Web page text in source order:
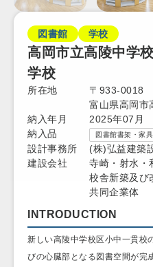
図書館 学校
高岡市立高陵中学
学校
所在地
〒933-0018
富山県高岡市
納入年月
2025年07月
納入品
図書館書架・家具
設計事務所
(株)弘益建築
建設会社
寺崎・射水・
校舎新築及び
共同企業体
INTRODUCTION
新しい高陵中学校区小中一貫校
びの心臓部となる図書空間が完